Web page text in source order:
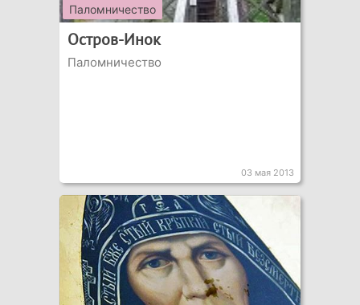
Паломничество
Остров-Инок
Паломничество
03 мая 2013